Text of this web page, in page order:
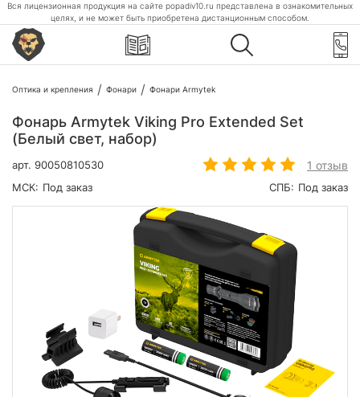
Вся лицензионная продукция на сайте popadiv10.ru представлена в ознакомительных
целях, и не может быть приобретена дистанционным способом.
Оптика и крепления Фонари Фонари Armytek
Фонарь Armytek Viking Pro Extended Set
(Белый свет, набор)
арт. 90050810530 1 отзыв
МСК: Под заказ СПБ: Под заказ